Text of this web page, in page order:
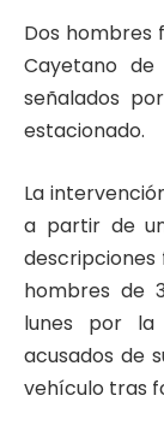
Dos hombres
Cayetano de
señalados
estacionado.
La
a partir de
descripciones
hombres de
lunes por la
acusados de
vehículo tras